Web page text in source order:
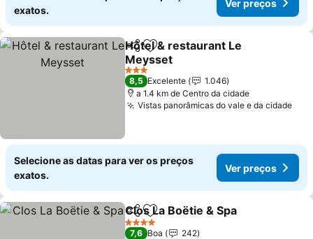
exatos.
Ver preços
PartilharAdicionar aos favoritos
Hôtel & restaurant Le
Meysset
3 Estrelas
8,5 Excelente
1.046
a 1.4 km de Centro da cidade
Vistas panorâmicas do vale e da cidade
Selecione as datas para ver os preços
exatos.
Ver preços
PartilharAdicionar aos favoritos
Clos La Boëtie & Spa
4 Estrelas
7,6 Boa
242